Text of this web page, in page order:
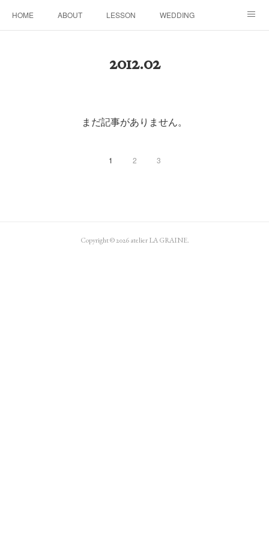
HOME ABOUT LESSON WEDDING
2012.02
まだ記事がありません。
1 2 3
Copyright ©2026atelier LA GRAINE.